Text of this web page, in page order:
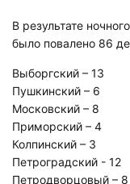
В результате
было повалено 86
Выборгский – 13
Пушкинский – 6
Московский – 8
Приморский – 4
Колпинский – 3
Петроградский - 12
Петродворцовый – 8